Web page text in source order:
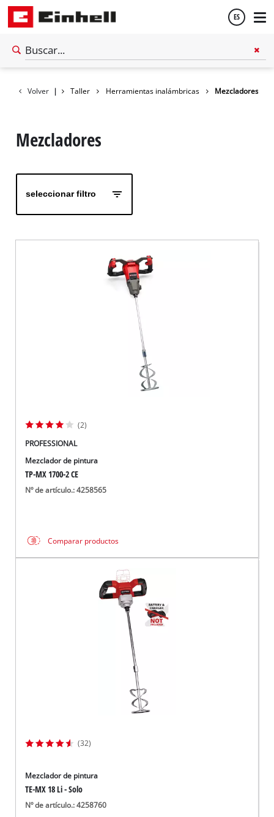
ES
Volver | Taller Herramientas inalámbricas Mezcladores
Mezcladores
seleccionar filtro
(2)
PROFESSIONAL
Mezclador de pintura
TP-MX 1700-2 CE
Nº de artículo.: 4258565
Comparar productos
(32)
Mezclador de pintura
TE-MX 18 Li - Solo
Nº de artículo.: 4258760